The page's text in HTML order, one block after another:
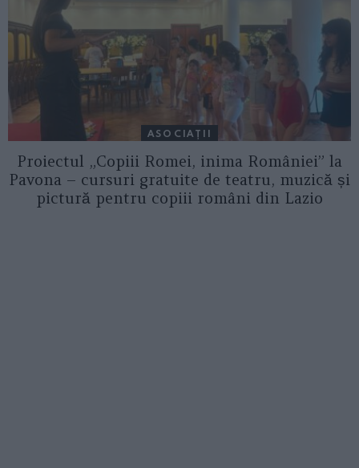
ASOCIAŢII
Proiectul „Copiii Romei, inima României” la
Pavona – cursuri gratuite de teatru, muzică și
pictură pentru copiii români din Lazio